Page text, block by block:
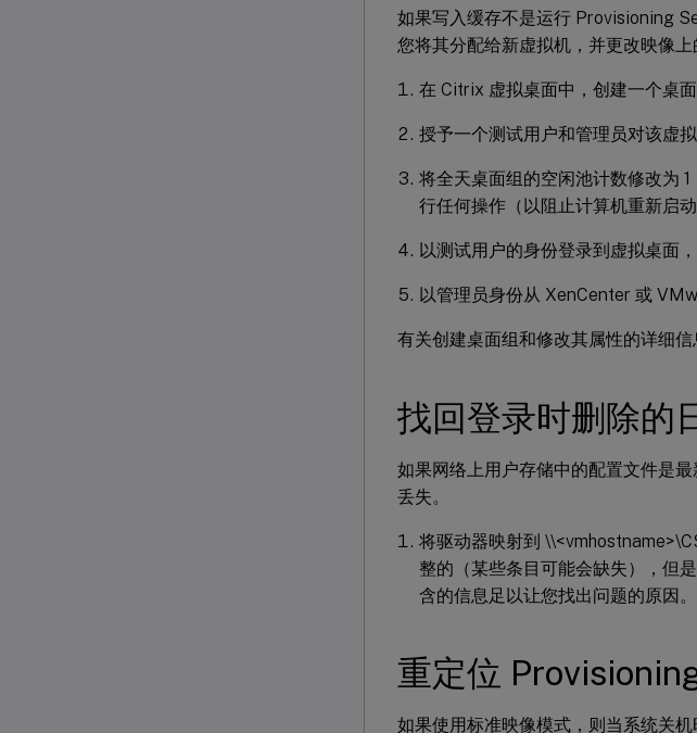
如果写入缓存不是运行 Provisioning
您将其分配给新虚拟机，并更改映像
在 Citrix 虚拟桌面中，创建一个桌
授予一个测试用户和管理员对该虚拟
将全天桌面组的空闲池计数修改为
行任何操作（以阻止计算机重新启动
以测试用户的身份登录到虚拟桌面，
以管理员身份从 XenCenter 或
有关创建桌面组和修改其属性的详细
找回登录时删除的
如果网络上用户存储中的配置文件是
丢失。
将驱动器映射到
整的（某些条目可能会缺失），但
含的信息足以让您找出问题的原因。
重定位
如果使用标准映像模式，则当系统关